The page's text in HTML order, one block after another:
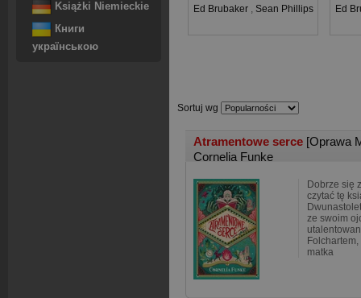
Książki Niemieckie
Книги
українською
Ed Brubaker, Sean Phillips Ed
Sortuj wg
Atramentowe serce [Oprawa
Cornelia Funke
Dobrze się
czytać tę
ze swoim
matka